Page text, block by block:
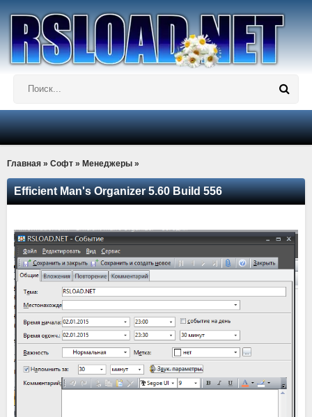
Главная » Софт » Менеджеры »
Efficient Man's Organizer 5.60 Build 556